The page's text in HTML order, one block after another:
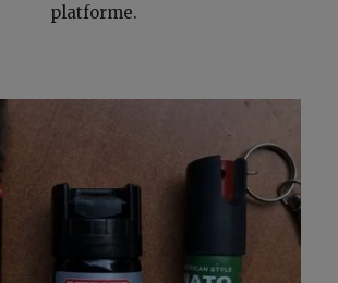
platforme.